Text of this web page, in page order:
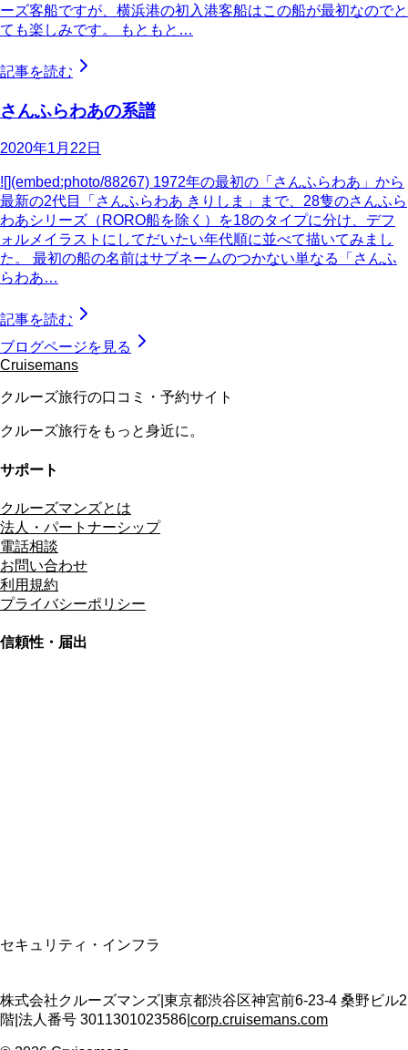
ーズ客船ですが、横浜港の初入港客船はこの船が最初なのでと
ても楽しみです。 もともと…
記事を読む
さんふらわあの系譜
2020年1月22日
![](embed:photo/88267) 1972年の最初の「さんふらわあ」から
最新の2代目「さんふらわあ きりしま」まで、28隻のさんふら
わあシリーズ（RORO船を除く）を18のタイプに分け、デフ
ォルメイラストにしてだいたい年代順に並べて描いてみまし
た。 最初の船の名前はサブネームのつかない単なる「さんふ
らわあ…
記事を読む
ブログページを見る
Cruisemans
クルーズ旅行の口コミ・予約サイト
クルーズ旅行をもっと身近に。
サポート
クルーズマンズとは
法人・パートナーシップ
電話相談
お問い合わせ
利用規約
プライバシーポリシー
信頼性・届出
セキュリティ・インフラ
株式会社クルーズマンズ 東京都渋谷区神宮前6-23-4 桑野ビル2
階 法人番号 3011301023586 corp.cruisemans.com